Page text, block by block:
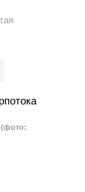
(фото: